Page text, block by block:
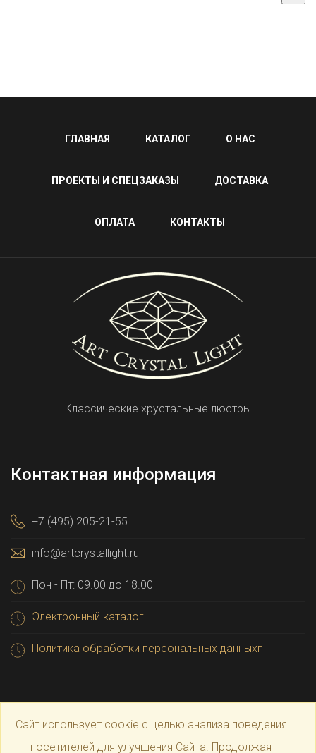
ГЛАВНАЯ КАТАЛОГ О НАС
ПРОЕКТЫ И СПЕЦЗАКАЗЫ ДОСТАВКА
ОПЛАТА КОНТАКТЫ
Классические хрустальные люстры
Контактная информация
+7 (495) 205-21-55
info@artcrystallight.ru
Пон - Пт: 09.00 до 18.00
Электронный каталог
Политика обработки персональных данныхг
Сайт использует cookie с целью анализа поведения
посетителей для улучшения Сайта. Продолжая